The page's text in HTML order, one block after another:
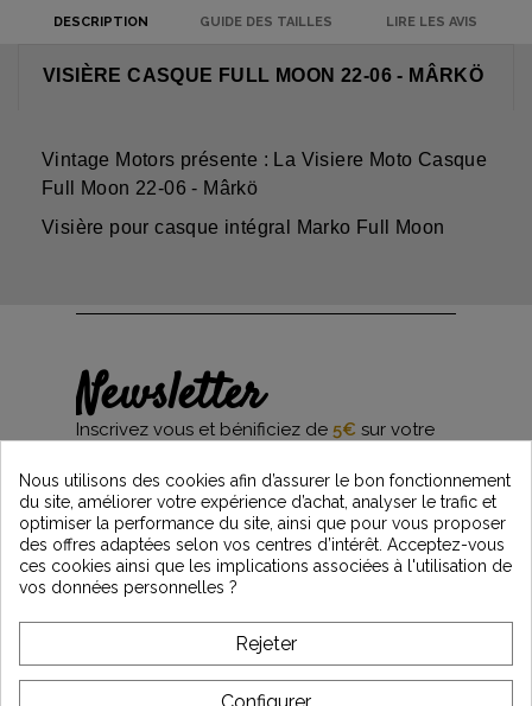
DESCRIPTION GUIDE DES TAILLES LIRE LES AVIS
VISIÈRE CASQUE FULL MOON 22-06 - MÂRKÖ
Vintage Motors présente : La Visiere Moto Casque
Full Moon 22-06 - Mârkö
Visière pour casque intégral Marko Full Moon
Newsletter
Inscrivez vous et bénificiez de 5€ sur votre
et restez informés des dernières nouveautés
Vintage Motors
*Dès 99€ d'achat. En vous abonnant à notre newsletter, vous reconnaissez avoir pris
l'acceptez.
A PROPOS DE VINTAGE
Nous utilisons des cookies afin d’assurer le bon fonctionnement
du site, améliorer votre expérience d’achat, analyser le trafic et
optimiser la performance du site, ainsi que pour vous proposer
des offres adaptées selon vos centres d’intérêt. Acceptez-vous
ces cookies ainsi que les implications associées à l'utilisation de
vos données personnelles ?
Rejeter